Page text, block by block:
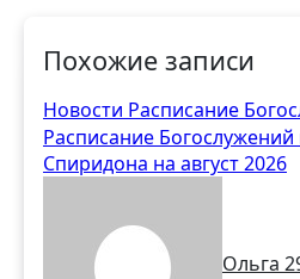
Похожие записи
Новости Расписание
Расписание
Спиридона на август 2026
Ольга